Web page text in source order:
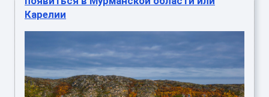
Карелии